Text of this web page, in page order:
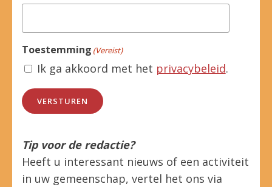
Toestemming (Vereist)
Ik ga akkoord met het privacybeleid.
VERSTUREN
Tip voor de redactie?
Heeft u interessant nieuws of een activiteit
in uw gemeenschap, vertel het ons via